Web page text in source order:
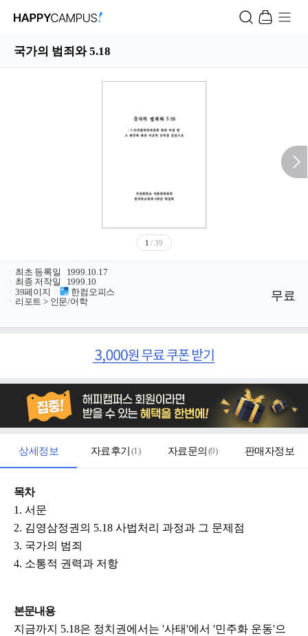
국가의 범죄와 5.18
1 / 39
ㆍ 최초 등록일
1999.10.17
ㆍ 최종 저작일
1999.10
ㆍ 39페이지 /
한컴오피스
ㆍ 리포트 > 인문/어학 무료
상세정보 자료후기 (1) 자료문의 (0) 판매자정보
목차
1. 서문
2. 김영삼정권의 5.18 사법처리 과정과 그 문제점
3. 국가의 범죄
4. 소통적 권력과 저항
본문내용
지금까지 5.18은 정치권에서는 '사태'에서 '민주화 운동'으